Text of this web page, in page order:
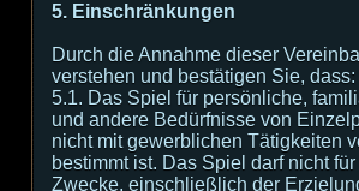
5. Einschränkungen
Durch die Annahme dieser
verstehen und bestätigen Sie, dass:
5.1. Das Spiel für persönliche,
und andere Bedürfnisse von
nicht mit gewerblichen Tätigkeiten
bestimmt ist. Das Spiel darf nicht
Zwecke, einschließlich der